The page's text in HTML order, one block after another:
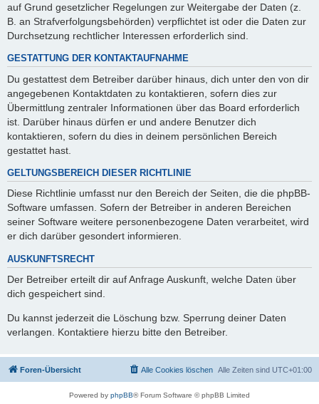
auf Grund gesetzlicher Regelungen zur Weitergabe der Daten (z.
B. an Strafverfolgungsbehörden) verpflichtet ist oder die Daten zur
Durchsetzung rechtlicher Interessen erforderlich sind.
GESTATTUNG DER KONTAKTAUFNAHME
Du gestattest dem Betreiber darüber hinaus, dich unter den von dir
angegebenen Kontaktdaten zu kontaktieren, sofern dies zur
Übermittlung zentraler Informationen über das Board erforderlich
ist. Darüber hinaus dürfen er und andere Benutzer dich
kontaktieren, sofern du dies in deinem persönlichen Bereich
gestattet hast.
GELTUNGSBEREICH DIESER RICHTLINIE
Diese Richtlinie umfasst nur den Bereich der Seiten, die die phpBB-
Software umfassen. Sofern der Betreiber in anderen Bereichen
seiner Software weitere personenbezogene Daten verarbeitet, wird
er dich darüber gesondert informieren.
AUSKUNFTSRECHT
Der Betreiber erteilt dir auf Anfrage Auskunft, welche Daten über
dich gespeichert sind.
Du kannst jederzeit die Löschung bzw. Sperrung deiner Daten
verlangen. Kontaktiere hierzu bitte den Betreiber.
Foren-Übersicht Alle Zeiten sind UTC+01:00
Alle Cookies löschen
Powered by phpBB® Forum Software © phpBB Limited